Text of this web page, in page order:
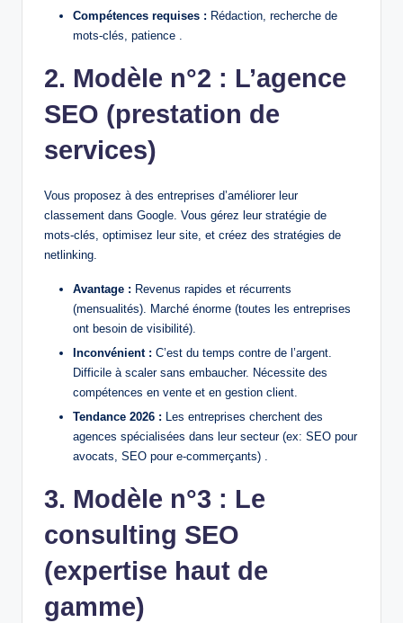
Compétences requises : Rédaction, recherche de
mots-clés, patience .
2. Modèle n°2 : L’agence
SEO (prestation de
services)
Vous proposez à des entreprises d’améliorer leur
classement dans Google. Vous gérez leur stratégie de
mots-clés, optimisez leur site, et créez des stratégies de
netlinking.
Avantage : Revenus rapides et récurrents
(mensualités). Marché énorme (toutes les entreprises
ont besoin de visibilité).
Inconvénient : C’est du temps contre de l’argent.
Difficile à scaler sans embaucher. Nécessite des
compétences en vente et en gestion client.
Tendance 2026 : Les entreprises cherchent des
agences spécialisées dans leur secteur (ex: SEO pour
avocats, SEO pour e-commerçants) .
3. Modèle n°3 : Le
consulting SEO
(expertise haut de
gamme)